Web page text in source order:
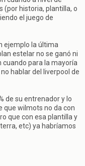
(por historia, plantilla, o
el juego de
ejemplo la última
estelar no se ganó ni
cuando para la mayoría
hablar del liverpool de
de su entrenador y lo
que wilmots no da con
que con esa plantilla y
etc) ya habríamos